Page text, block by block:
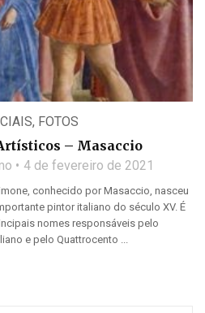
, FOTOS
– Masaccio
4 de fevereiro de 2021
conhecido por Masaccio, nasceu
pintor italiano do século XV. É
nomes responsáveis pelo
e pelo Quattrocento ...